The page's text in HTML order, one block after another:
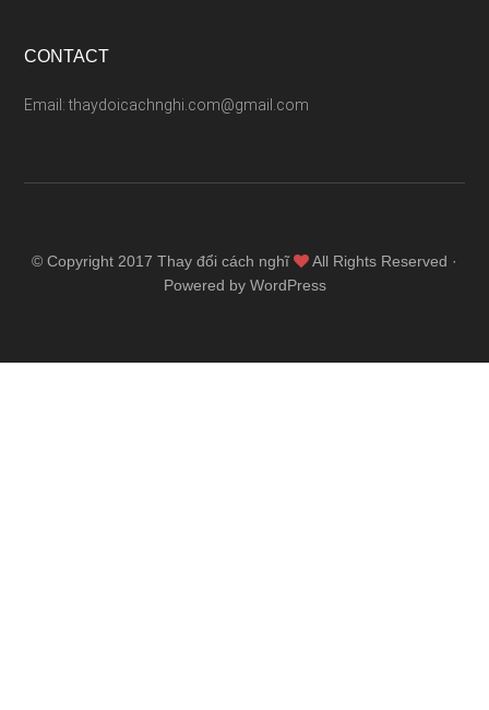
CONTACT
Email: thaydoicachnghi.com@gmail.com
© Copyright 2017 Thay đổi cách nghĩ
All Rights Reserved ·
Powered by WordPress